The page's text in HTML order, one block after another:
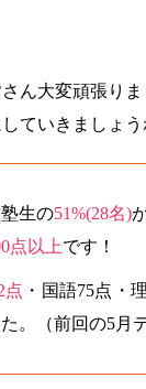
ん大変頑張りま
ていきましょう
生の51%(28名)
点以上です！
点 ・国語75点・
。（前回の5月